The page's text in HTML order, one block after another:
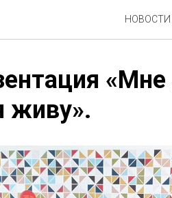
НОВОСТИ
«Мне
живу».